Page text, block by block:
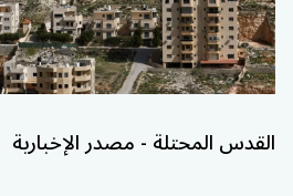
القدس المحتلة - مصدر الإخبارية